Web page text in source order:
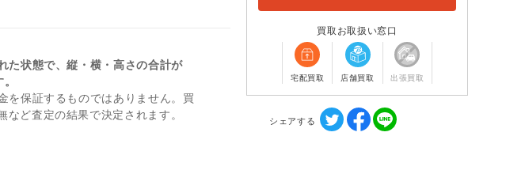
た状態で、縦・横・高さの合計が
を保証するものではありません。買
ど査定の結果で決定されます。
買取お取扱い窓口
宅配買取 店舗買取 出張買取
シェアする